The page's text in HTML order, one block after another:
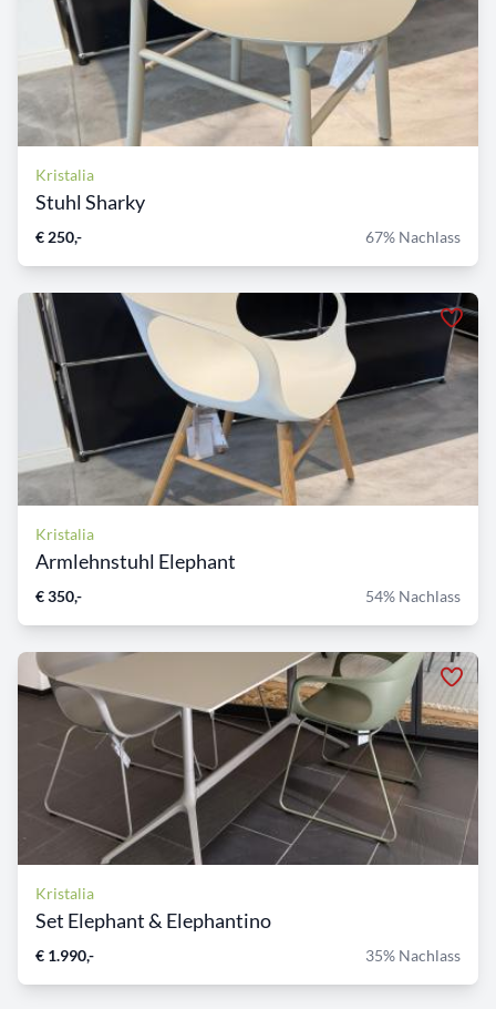
Kristalia
Stuhl Sharky
€ 250,- 67% Nachlass
Kristalia
Armlehnstuhl Elephant
€ 350,- 54% Nachlass
Kristalia
Set Elephant & Elephantino
€ 1.990,- 35% Nachlass